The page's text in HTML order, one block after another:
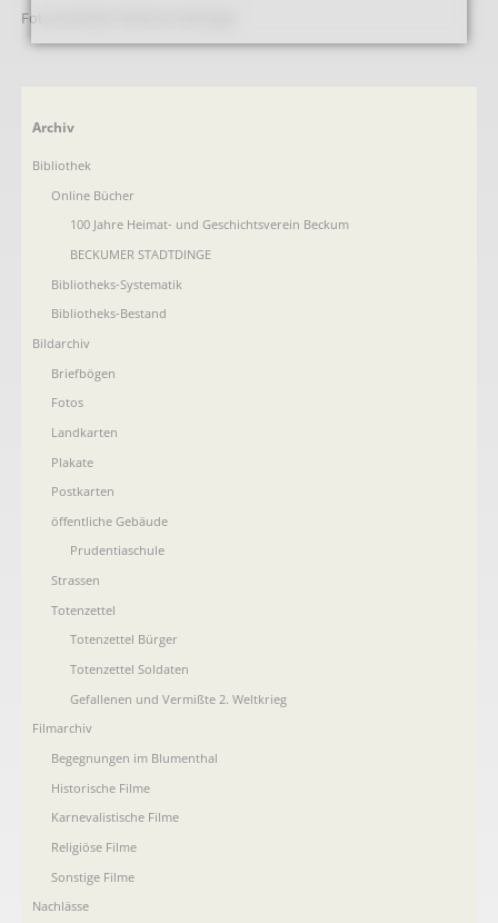
Fotonachweis: Dietmar Kattinger
Navigation
Archiv
Bibliothek
Online Bücher
100 Jahre Heimat- und Geschichtsverein Beckum
BECKUMER STADTDINGE
Bibliotheks-Systematik
Bibliotheks-Bestand
Bildarchiv
Briefbögen
Fotos
Landkarten
Plakate
Postkarten
öffentliche Gebäude
Prudentiaschule
Strassen
Totenzettel
Totenzettel Bürger
Totenzettel Soldaten
Gefallenen und Vermißte 2. Weltkrieg
Filmarchiv
Begegnungen im Blumenthal
Historische Filme
Karnevalistische Filme
Religiöse Filme
Sonstige Filme
Nachlässe